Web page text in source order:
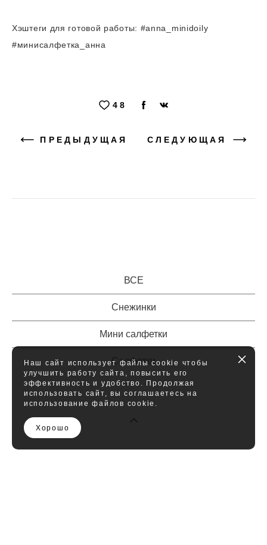
ВСЕ
Снежинки
Мини салфетки
Салфетки
Хэштеги для готовой работы: #anna_minidoily
#минисалфетка_анна
48
ПРЕДЫДУЩАЯ СЛЕДУЮЩАЯ
Наш сайт использует файлы cookie чтобы
улучшить работу сайта, повысить его
эффективность и удобство. Продолжая
использовать сайт, вы соглашаетесь на
использование файлов cookie.
Хорошо